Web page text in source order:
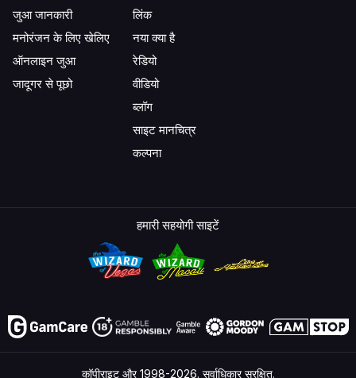
जुआ जानकारी
मनोरंजन के लिए खेलिए
ऑनलाइन जुआ
जादूगर से पूछो
लिंक
नया क्या है
रेडियो
वीडियो
ब्लॉग
साइट मानचित्र
कल्पना
हमारी सहयोगी साइटें
कॉपीराइट और 1998-2026. सर्वाधिकार सुरक्षित.